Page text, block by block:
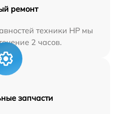
ремонт
техники HP мы
2 часов.
запчасти